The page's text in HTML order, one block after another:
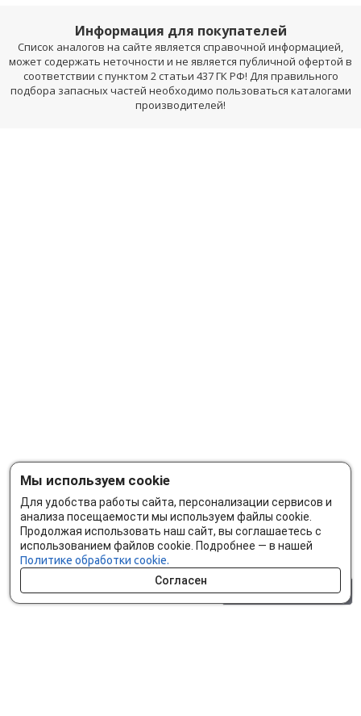
Информация для покупателей
Список аналогов на сайте является справочной информацией,
может содержать неточности и не является публичной офертой в
соответствии с пунктом 2 статьи 437 ГК РФ! Для правильного
подбора запасных частей необходимо пользоваться каталогами
производителей!
Мы используем cookie
Для удобства работы сайта, персонализации сервисов и
анализа посещаемости мы используем файлы cookie.
Продолжая использовать наш сайт, вы соглашаетесь с
использованием файлов cookie. Подробнее — в нашей
Политике обработки cookie.
Согласен